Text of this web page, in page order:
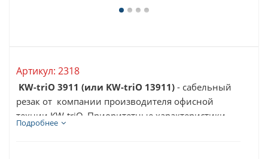
Артикул: 2318
KW-triO 3911 (или KW-triO 13911) - сабельный
резак от компании производителя офисной
технии KW-triO. Приоритетные характеристики...
Подробнее